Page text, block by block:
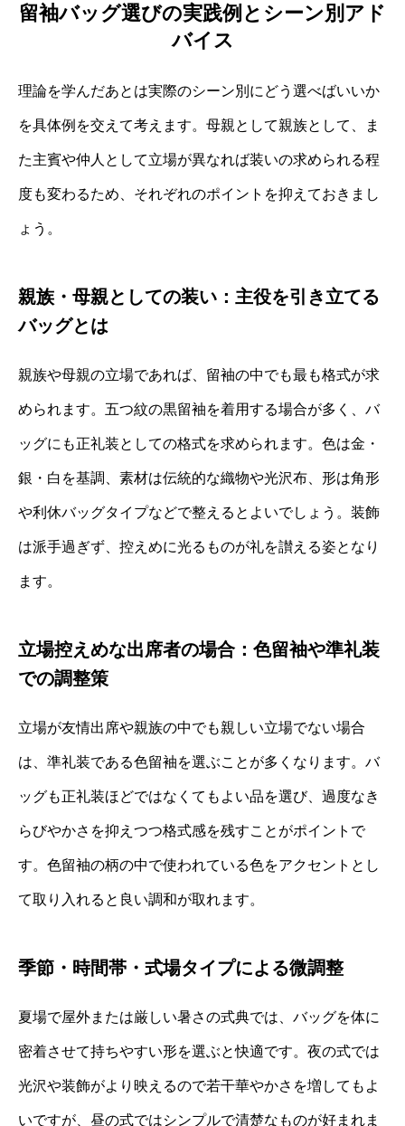
留袖バッグ選びの実践例とシーン別アド
バイス
理論を学んだあとは実際のシーン別にどう選べばいいか
を具体例を交えて考えます。母親として親族として、ま
た主賓や仲人として立場が異なれば装いの求められる程
度も変わるため、それぞれのポイントを抑えておきまし
ょう。
親族・母親としての装い：主役を引き立てる
バッグとは
親族や母親の立場であれば、留袖の中でも最も格式が求
められます。五つ紋の黒留袖を着用する場合が多く、バ
ッグにも正礼装としての格式を求められます。色は金・
銀・白を基調、素材は伝統的な織物や光沢布、形は角形
や利休バッグタイプなどで整えるとよいでしょう。装飾
は派手過ぎず、控えめに光るものが礼を讃える姿となり
ます。
立場控えめな出席者の場合：色留袖や準礼装
での調整策
立場が友情出席や親族の中でも親しい立場でない場合
は、準礼装である色留袖を選ぶことが多くなります。バ
ッグも正礼装ほどではなくてもよい品を選び、過度なき
らびやかさを抑えつつ格式感を残すことがポイントで
す。色留袖の柄の中で使われている色をアクセントとし
て取り入れると良い調和が取れます。
季節・時間帯・式場タイプによる微調整
夏場で屋外または厳しい暑さの式典では、バッグを体に
密着させて持ちやすい形を選ぶと快適です。夜の式では
光沢や装飾がより映えるので若干華やかさを増してもよ
いですが、昼の式ではシンプルで清楚なものが好まれま